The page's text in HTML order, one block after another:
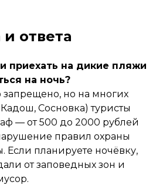
ответа
приехать на дикие пляжи
на ночь?
но на многих
Сосновка) туристы
— от 500 до 2000 рублей
правил охраны
планируете ночёвку,
от заповедных зон и